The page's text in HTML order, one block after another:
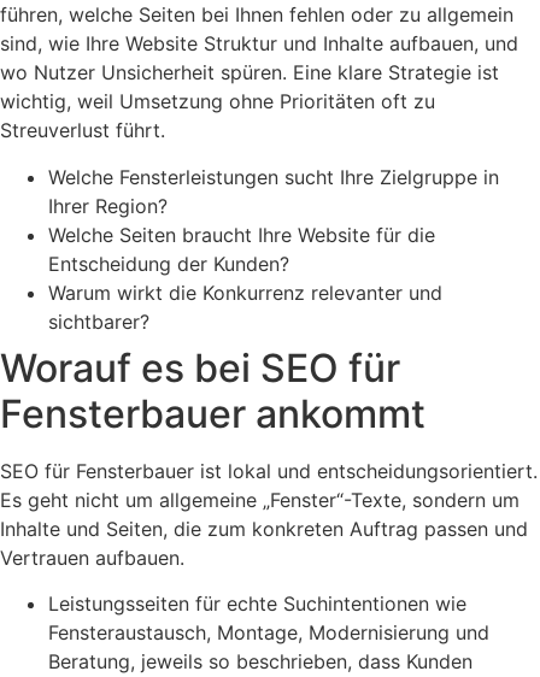
führen, welche Seiten bei Ihnen fehlen oder zu allgemein
sind, wie Ihre Website Struktur und Inhalte aufbauen, und
wo Nutzer Unsicherheit spüren. Eine klare Strategie ist
wichtig, weil Umsetzung ohne Prioritäten oft zu
Streuverlust führt.
Welche Fensterleistungen sucht Ihre Zielgruppe in
Ihrer Region?
Welche Seiten braucht Ihre Website für die
Entscheidung der Kunden?
Warum wirkt die Konkurrenz relevanter und
sichtbarer?
Worauf es bei SEO für
Fensterbauer ankommt
SEO für Fensterbauer ist lokal und entscheidungsorientiert.
Es geht nicht um allgemeine „Fenster“-Texte, sondern um
Inhalte und Seiten, die zum konkreten Auftrag passen und
Vertrauen aufbauen.
Leistungsseiten für echte Suchintentionen wie
Fensteraustausch, Montage, Modernisierung und
Beratung, jeweils so beschrieben, dass Kunden